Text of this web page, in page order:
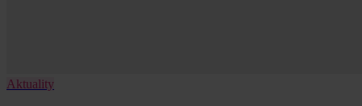
Aktuality